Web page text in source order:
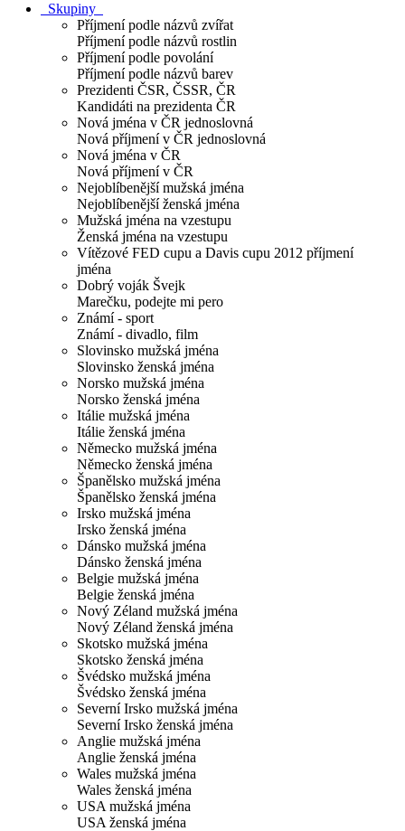
Skupiny
Příjmení podle názvů zvířat
Příjmení podle názvů rostlin
Příjmení podle povolání
Příjmení podle názvů barev
Prezidenti ČSR, ČSSR, ČR
Kandidáti na prezidenta ČR
Nová jména v ČR jednoslovná
Nová příjmení v ČR jednoslovná
Nová jména v ČR
Nová příjmení v ČR
Nejoblíbenější mužská jména
Nejoblíbenější ženská jména
Mužská jména na vzestupu
Ženská jména na vzestupu
Vítězové FED cupu a Davis cupu 2012 příjmení
jména
Dobrý voják Švejk
Marečku, podejte mi pero
Známí - sport
Známí - divadlo, film
Slovinsko mužská jména
Slovinsko ženská jména
Norsko mužská jména
Norsko ženská jména
Itálie mužská jména
Itálie ženská jména
Německo mužská jména
Německo ženská jména
Španělsko mužská jména
Španělsko ženská jména
Irsko mužská jména
Irsko ženská jména
Dánsko mužská jména
Dánsko ženská jména
Belgie mužská jména
Belgie ženská jména
Nový Zéland mužská jména
Nový Zéland ženská jména
Skotsko mužská jména
Skotsko ženská jména
Švédsko mužská jména
Švédsko ženská jména
Severní Irsko mužská jména
Severní Irsko ženská jména
Anglie mužská jména
Anglie ženská jména
Wales mužská jména
Wales ženská jména
USA mužská jména
USA ženská jména